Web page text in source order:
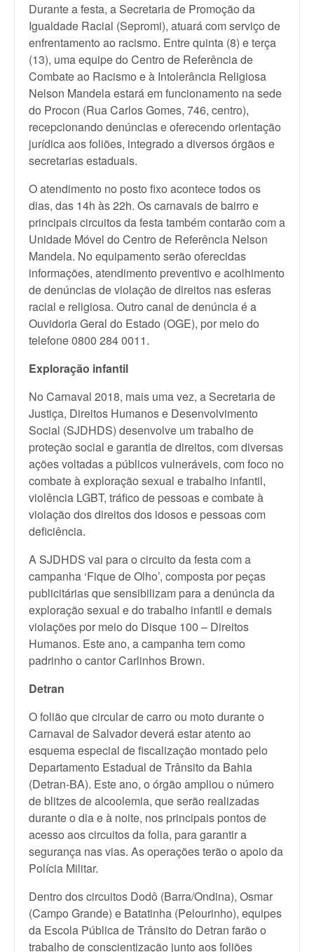
Durante a festa, a Secretaria de Promoção da
Igualdade Racial (Sepromi), atuará com serviço de
enfrentamento ao racismo. Entre quinta (8) e terça
(13), uma equipe do Centro de Referência de
Combate ao Racismo e à Intolerância Religiosa
Nelson Mandela estará em funcionamento na sede
do Procon (Rua Carlos Gomes, 746, centro),
recepcionando denúncias e oferecendo orientação
jurídica aos foliões, integrado a diversos órgãos e
secretarias estaduais.
O atendimento no posto fixo acontece todos os
dias, das 14h às 22h. Os carnavais de bairro e
principais circuitos da festa também contarão com a
Unidade Móvel do Centro de Referência Nelson
Mandela. No equipamento serão oferecidas
informações, atendimento preventivo e acolhimento
de denúncias de violação de direitos nas esferas
racial e religiosa. Outro canal de denúncia é a
Ouvidoria Geral do Estado (OGE), por meio do
telefone 0800 284 0011.
Exploração infantil
No Carnaval 2018, mais uma vez, a Secretaria de
Justiça, Direitos Humanos e Desenvolvimento
Social (SJDHDS) desenvolve um trabalho de
proteção social e garantia de direitos, com diversas
ações voltadas a públicos vulneráveis, com foco no
combate à exploração sexual e trabalho infantil,
violência LGBT, tráfico de pessoas e combate à
violação dos direitos dos idosos e pessoas com
deficiência.
A SJDHDS vai para o circuito da festa com a
campanha ‘Fique de Olho’, composta por peças
publicitárias que sensibilizam para a denúncia da
exploração sexual e do trabalho infantil e demais
violações por meio do Disque 100 – Direitos
Humanos. Este ano, a campanha tem como
padrinho o cantor Carlinhos Brown.
Detran
O folião que circular de carro ou moto durante o
Carnaval de Salvador deverá estar atento ao
esquema especial de fiscalização montado pelo
Departamento Estadual de Trânsito da Bahia
(Detran-BA). Este ano, o órgão ampliou o número
de blitzes de alcoolemia, que serão realizadas
durante o dia e à noite, nos principais pontos de
acesso aos circuitos da folia, para garantir a
segurança nas vias. As operações terão o apoio da
Polícia Militar.
Dentro dos circuitos Dodô (Barra/Ondina), Osmar
(Campo Grande) e Batatinha (Pelourinho), equipes
da Escola Pública de Trânsito do Detran farão o
trabalho de conscientização junto aos foliões